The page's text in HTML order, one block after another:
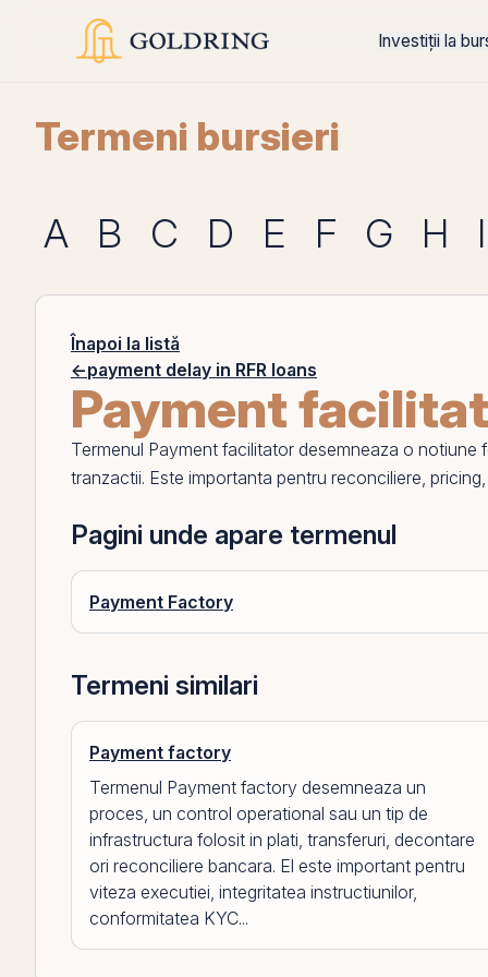
Investiții la
Termeni bursieri
A B C D E F G H I
Înapoi la listă
←payment delay in RFR loans
Payment
Termenul Payment facilitator desemneaza o notiune
tranzactii. Este importanta pentru reconciliere,
Pagini unde apare termenul
Payment Factory
Termeni similari
Payment factory
Termenul Payment factory desemneaza un
proces, un control operational sau un tip de
infrastructura folosit in plati, transferuri, decontare
ori reconciliere bancara. El este important pentru
viteza executiei, integritatea instructiunilor,
conformitatea KYC...